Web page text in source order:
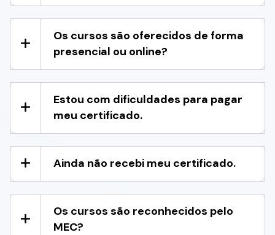
Os cursos são oferecidos de forma
presencial ou online?
Estou com dificuldades para pagar
meu certificado.
Ainda não recebi meu certificado.
Os cursos são reconhecidos pelo
MEC?